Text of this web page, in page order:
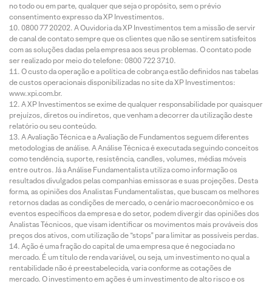
no todo ou em parte, qualquer que seja o propósito, sem o prévio
consentimento expresso da XP Investimentos.
0800 77 20202. A Ouvidoria da XP Investimentos tem a missão de servir
de canal de contato sempre que os clientes que não se sentirem satisfeitos
com as soluções dadas pela empresa aos seus problemas. O contato pode
ser realizado por meio do telefone: 0800 722 3710.
O custo da operação e a política de cobrança estão definidos nas tabelas
de custos operacionais disponibilizadas no site da XP Investimentos:
www.xpi.com.br.
A XP Investimentos se exime de qualquer responsabilidade por quaisquer
prejuízos, diretos ou indiretos, que venham a decorrer da utilização deste
relatório ou seu conteúdo.
A Avaliação Técnica e a Avaliação de Fundamentos seguem diferentes
metodologias de análise. A Análise Técnica é executada seguindo conceitos
como tendência, suporte, resistência, candles, volumes, médias móveis
entre outros. Já a Análise Fundamentalista utiliza como informação os
resultados divulgados pelas companhias emissoras e suas projeções. Desta
forma, as opiniões dos Analistas Fundamentalistas, que buscam os melhores
retornos dadas as condições de mercado, o cenário macroeconômico e os
eventos específicos da empresa e do setor, podem divergir das opiniões dos
Analistas Técnicos, que visam identificar os movimentos mais prováveis dos
preços dos ativos, com utilização de “stops” para limitar as possíveis perdas.
Ação é uma fração do capital de uma empresa que é negociada no
mercado. É um título de renda variável, ou seja, um investimento no qual a
rentabilidade não é preestabelecida, varia conforme as cotações de
mercado. O investimento em ações é um investimento de alto risco e os